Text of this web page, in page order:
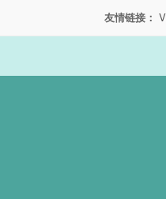
友情链接：